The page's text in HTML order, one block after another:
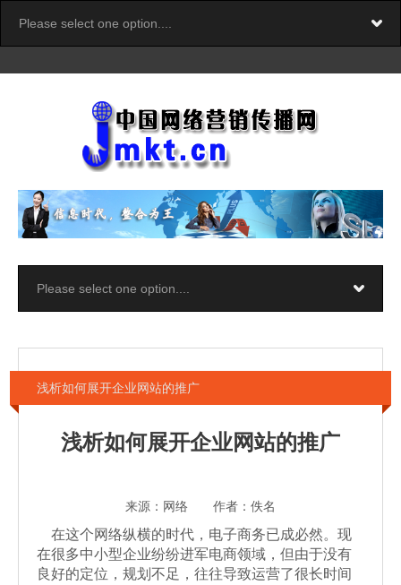
浅析如何展开企业网站的推广
浅析如何展开企业网站的推广
来源：网络 作者：佚名
在这个网络纵横的时代，电子商务已成必然。现
在很多中小型企业纷纷进军电商领域，但由于没有
良好的定位，规划不足，往往导致运营了很长时间